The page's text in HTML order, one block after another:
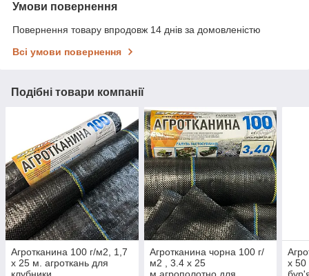
Умови повернення
Повернення товару впродовж 14 днів за домовленістю
Всі умови повернення
Подібні товари компанії
Агротканина 100 г/м2, 1,7
х 25 м. агроткань для
Агротканина чорна 100 г/
м2 , 3.4 х 25
х 50